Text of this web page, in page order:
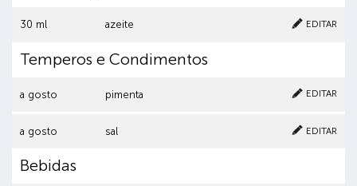
30 ml azeite EDITAR
Temperos e Condimentos
Clique aqui para excluir o item
a gosto pimenta EDITAR
Clique aqui para excluir o item Cancelar
a gosto sal EDITAR
BebidasClique aqui para excluir o item